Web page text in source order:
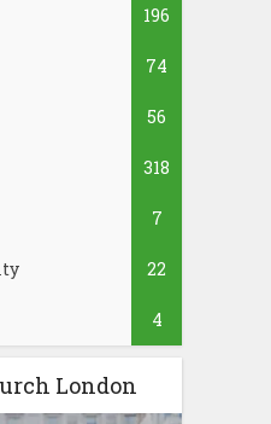
196
74
56
318
7
22
4
London